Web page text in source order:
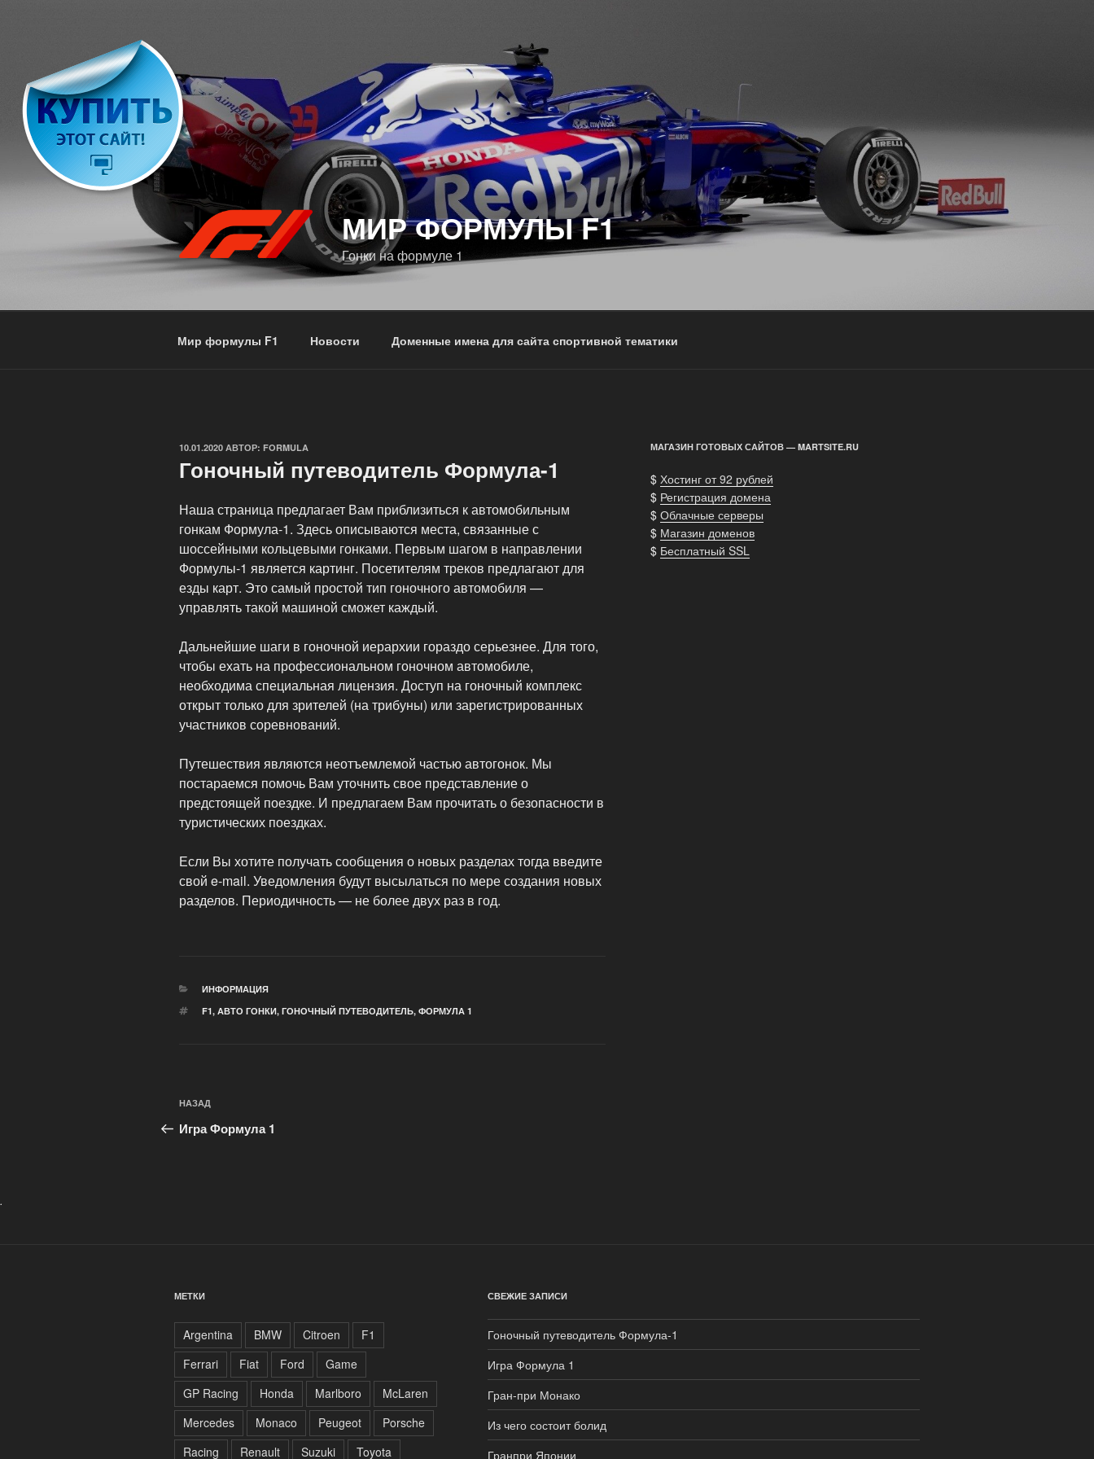
МИР ФОРМУЛЫ F1
Гонки на формуле 1
Мир формулы F1 Новости Доменные имена для сайта спортивной тематики
ОПУБЛИКОВАНО
10.01.2020 АВТОР: FORMULA
Гоночный путеводитель Формула-1
Наша страница предлагает Вам приблизиться к автомобильным
гонкам Формула-1. Здесь описываются места, связанные с
шоссейными кольцевыми гонками. Первым шагом в направлении
Формулы-1 является картинг. Посетителям треков предлагают для
езды карт. Это самый простой тип гоночного автомобиля —
управлять такой машиной сможет каждый.
Дальнейшие шаги в гоночной иерархии гораздо серьезнее. Для того,
чтобы ехать на профессиональном гоночном автомобиле,
необходима специальная лицензия. Доступ на гоночный комплекс
открыт только для зрителей (на трибуны) или зарегистрированных
участников соревнований.
Путешествия являются неотъемлемой частью автогонок. Мы
постараемся помочь Вам уточнить свое представление о
предстоящей поездке. И предлагаем Вам прочитать о безопасности в
туристических поездках.
Если Вы хотите получать сообщения о новых разделах тогда введите
свой e-mail. Уведомления будут высылаться по мере создания новых
разделов. Периодичность — не более двух раз в год.
РУБРИКИ
ИНФОРМАЦИЯ
МЕТКИ
F1, АВТО ГОНКИ, ГОНОЧНЫЙ ПУТЕВОДИТЕЛЬ, ФОРМУЛА 1
Навигация
по
Предыдущая
запись:
НАЗАД
Игра Формула 1
МАГАЗИН ГОТОВЫХ САЙТОВ — MARTSITE.RU
$ Хостинг от 92 рублей
$ Регистрация домена
$ Облачные серверы
$ Магазин доменов
$ Бесплатный SSL
.
МЕТКИ
Argentina BMW Citroen
F1
Ferrari
Fiat Ford
Game
GP Racing
Honda Marlboro
McLaren
Mercedes
Monaco Peugeot
Porsche
Racing
Renault Suzuki Toyota
СВЕЖИЕ ЗАПИСИ
Гоночный путеводитель Формула-1
Игра Формула 1
Гран-при Монако
Из чего состоит болид
Гранпри Японии